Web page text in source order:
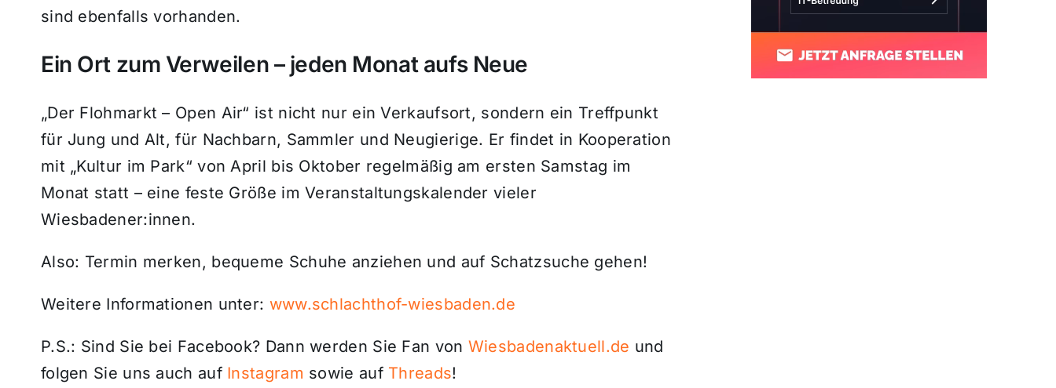
sind ebenfalls vorhanden.
Ein Ort zum Verweilen – jeden Monat aufs Neue
„Der Flohmarkt – Open Air“ ist nicht nur ein Verkaufsort, sondern ein Treffpunkt
für Jung und Alt, für Nachbarn, Sammler und Neugierige. Er findet in Kooperation
mit „Kultur im Park“ von April bis Oktober regelmäßig am ersten Samstag im
Monat statt – eine feste Größe im Veranstaltungskalender vieler
Wiesbadener:innen.
Also: Termin merken, bequeme Schuhe anziehen und auf Schatzsuche gehen!
Weitere Informationen unter: www.schlachthof-wiesbaden.de
P.S.: Sind Sie bei Facebook? Dann werden Sie Fan von Wiesbadenaktuell.de und
folgen Sie uns auch auf Instagram sowie auf Threads!